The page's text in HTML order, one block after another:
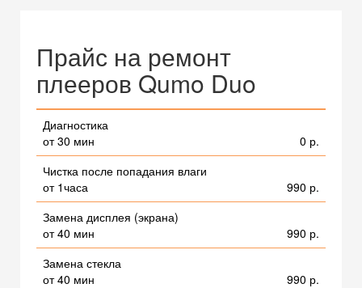
Прайс на ремонт
плееров Qumo Duo
Диагностика
от 30 мин
0 р.
Чистка после попадания влаги
от 1часа
990 р.
Замена дисплея (экрана)
от 40 мин
990 р.
Замена стекла
от 40 мин
990 р.